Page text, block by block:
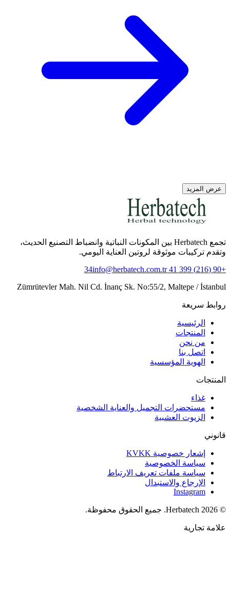
عرض المزيد
تجمع Herbatech بين المكونات النباتية وانضباط التصنيع الحديث،
وتقدم تركيبات موثوقة لروتين العناية اليومي.
+90 (216) 399 41 34
info@herbatech.com.tr
Zümrütevler Mah. Nil Cd. İnanç Sk. No:55/2, Maltepe / İstanbul
روابط سريعة
الرئيسية
المنتجات
من نحن
اتصل بنا
الهوية المؤسسية
المنتجات
غذاء
مستحضرات التجميل والعناية الشخصية
الزيوت العشبية
قانوني
إشعار خصوصية KVKK
سياسة الخصوصية
سياسة ملفات تعريف الارتباط
الإرجاع والاستبدال
Instagram
©
2026 جميع الحقوق محفوظة.
علامة تجارية
دعم واتساب
Herbatech